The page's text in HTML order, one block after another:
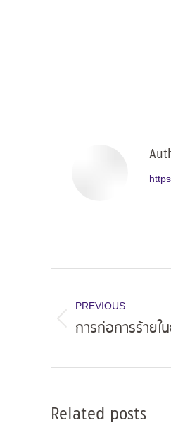
navigation
PREVIOUS
Previous
การก่อการร้ายใ
Related posts